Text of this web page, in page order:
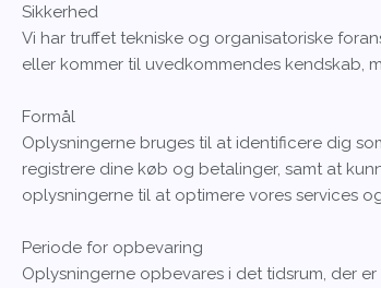
Sikkerhed
Vi har truffet tekniske og organisatoriske
eller kommer til uvedkommendes kendskab,
Formål
Oplysningerne bruges til at identificere dig
registrere dine køb og betalinger, samt at
oplysningerne til at optimere vores services
Periode for opbevaring
Oplysningerne opbevares i det tidsrum, der